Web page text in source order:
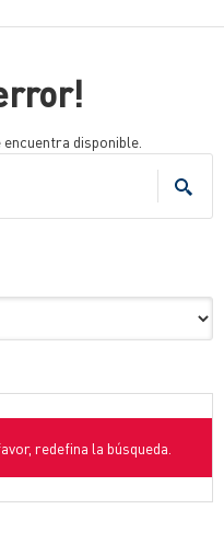
disponible.
redefina la búsqueda.